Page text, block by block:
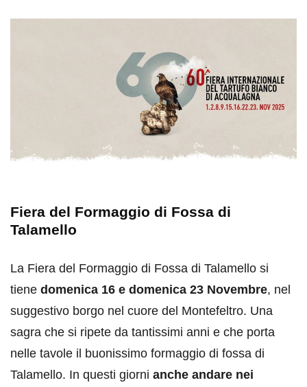
Fiera del Formaggio di Fossa di
Talamello
La Fiera del Formaggio di Fossa di Talamello si
tiene domenica 16 e domenica 23 Novembre, nel
suggestivo borgo nel cuore del Montefeltro. Una
sagra che si ripete da tantissimi anni e che porta
nelle tavole il buonissimo formaggio di fossa di
Talamello. In questi giorni anche andare nei